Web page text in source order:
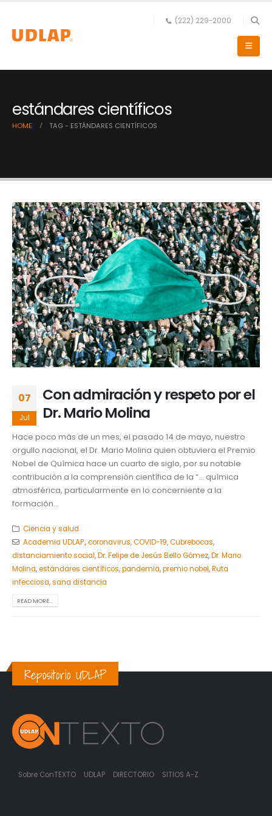
(222) 229-2000
estándares científicos
HOME TAG - ESTÁNDARES CIENTÍFICOS
07
Jul
Con admiración y respeto por el
Dr. Mario Molina
Hace poco más de un mes, el pasado 14 de mayo, nuestro
orgullo nacional, el Dr. Mario Molina quien obtuviera el Premio
Nobel de Química hace un cuarto de siglo, por su notable
contribución a la comprensión científica de la “… química
atmosférica, particularmente en lo concerniente a la
formación...
Ciencia y salud
Academia UDLAP.,coronavirus,COVID-19,Cubrebocas,
distanciamiento social,Dr. Felipe de Jesús Bello Gómez,Dr. Mario
Molina,estándares científicos,pandemia,premio nobel,Ruta
infecciosa,sana distancia
READ MORE...
Repositorio UDLAP
Sobre ConTEXTO UDLAP DIRECTORIO SITIOS A-Z